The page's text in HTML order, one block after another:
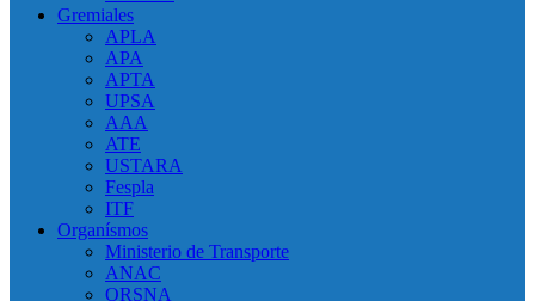
Gremiales
APLA
APA
APTA
UPSA
AAA
ATE
USTARA
Fespla
ITF
Organísmos
Ministerio de Transporte
ANAC
ORSNA